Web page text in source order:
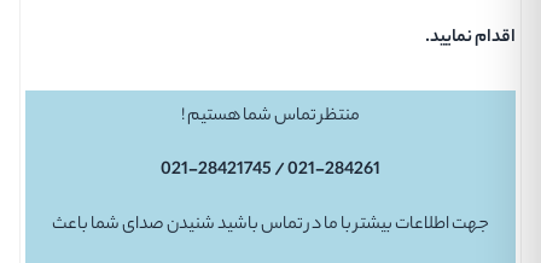
اقدام نمایید.
منتظر تماس شما هستیم !
021-284261 / 021-28421745
جهت اطلاعات بیشتر با ما در تماس باشید شنیدن صدای شما باعث